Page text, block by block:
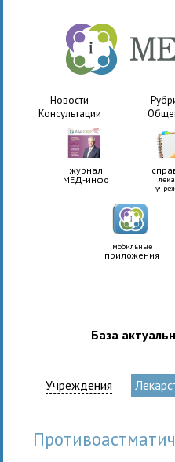
Новости
Консультации
журнал
МЕД-инфо
мобильные
приложения
База
Учреждения